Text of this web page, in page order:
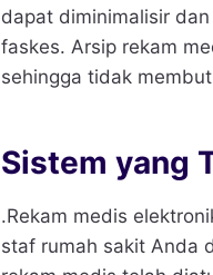
dapat diminimalisir
faskes. Arsip rekam
sehingga tidak
Sistem yang
.Rekam medis
staf rumah sakit Anda